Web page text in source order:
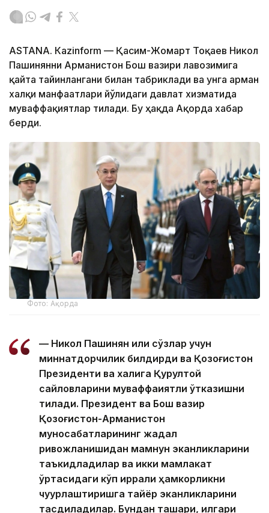
ASTANА. Кazinform — Қасим-Жомарт Тоқаев Никол
Пашинянни Арманистон Бош вазири лавозимига
қайта тайинлангани билан табриклади ва унга арман
халқи манфаатлари йўлидаги давлат хизматида
муваффақиятлар тилади. Бу ҳақда Ақорда хабар
берди.
Фото: Ақорда
— Никол Пашинян илиқ сўзлар учун
миннатдорчилик билдирди ва Қозоғистон
Президенти ва халқига Қурултой
сайловларини муваффақиятли ўтказишни
тилади. Президент ва Бош вазир
Қозоғистон-Арманистон
муносабатларининг жадал
ривожланишидан мамнун эканликларини
таъкидладилар ва икки мамлакат
ўртасидаги кўп қиррали ҳамкорликни
чуқурлаштиришга тайёр эканликларини
тасдиқладилар. Бундан ташқари, илгари